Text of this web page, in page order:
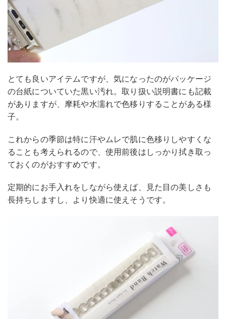
とても良いアイテムですが、気になったのがパッケージ
の台紙についていた黒い汚れ。取り扱い説明書にも記載
がありますが、摩耗や水濡れで色移りすることがある様
子。
これからの季節は特に汗やムレで肌に色移りしやすくな
ることも考えられるので、使用前後はしっかり拭き取っ
ておくのがおすすめです。
定期的にお手入れをしながら使えば、見た目の美しさも
長持ちしますし、より快適に使えそうです。